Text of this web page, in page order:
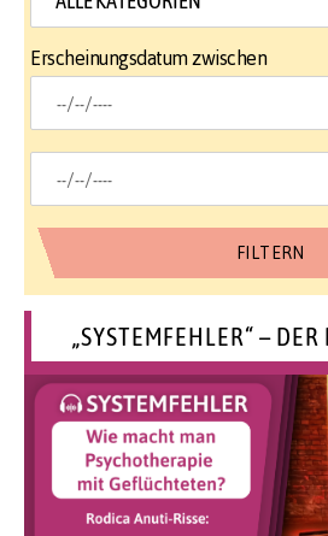
Erscheinungsdatum zwischen
„SYSTEMFEHLER“ –